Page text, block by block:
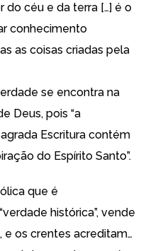
do céu e da terra […] é o
conhecimento
as coisas criadas pela
se encontra na
Deus, pois “a
Escritura contém
do Espírito Santo”.
que é
histórica”, vende
os crentes acreditam…